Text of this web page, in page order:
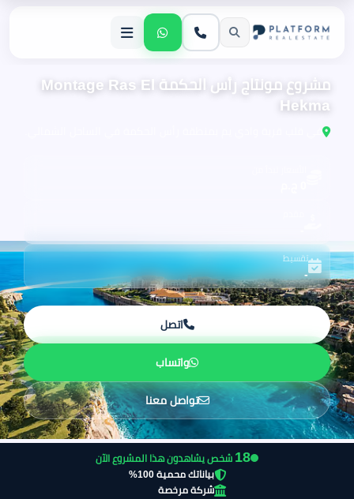
مشروع مونتاج رأس الحكمة Montage Ras El
Hekma
تقسيط
-
اتصل
واتساب
تواصل معنا
19 شخص يشاهدون هذا المشروع الآن
بياناتك محمية 100%
شركة مرخصة